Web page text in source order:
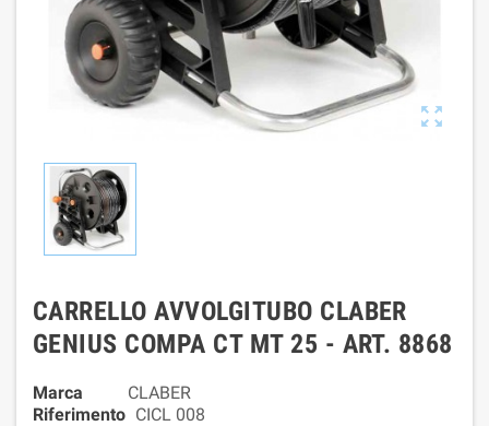

CARRELLO AVVOLGITUBO CLABER
GENIUS COMPA CT MT 25 - ART. 8868
Marca
CLABER
Riferimento CICL 008